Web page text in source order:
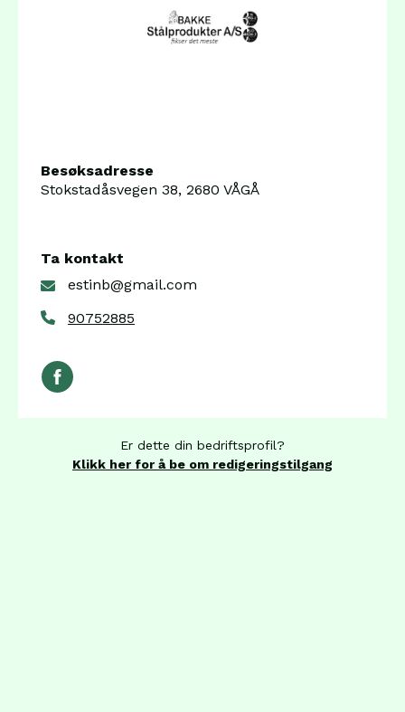
Besøksadresse
Stokstadåsvegen 38, 2680 VÅGÅ
Ta kontakt
estinb@gmail.com
90752885
Er dette din bedriftsprofil?
Klikk her for å be om redigeringstilgang